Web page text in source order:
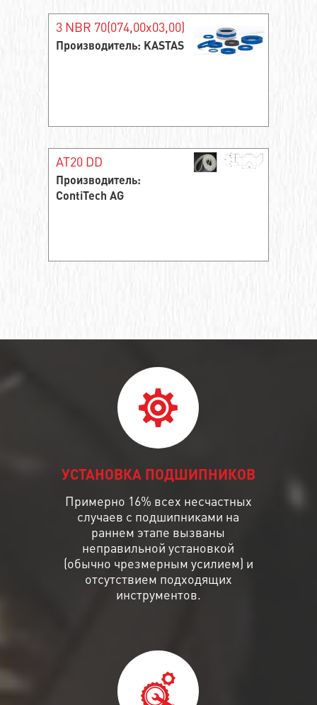
3 NBR 70(074,00x03,00)
Производитель: KASTAS
AT20 DD
Производитель:
ContiTech AG
УСТАНОВКА ПОДШИПНИКОВ
Примерно 16% всех несчастных
случаев с подшипниками на
раннем этапе вызваны
неправильной установкой
(обычно чрезмерным усилием) и
отсутствием подходящих
инструментов.